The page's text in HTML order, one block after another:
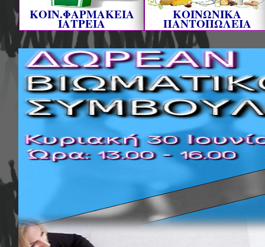
ΚΟΙΝ.ΦΑΡΜΑΚΕΙΑ
ΙΑΤΡΕΙΑ
ΚΟΙΝΩΝΙΚΑ
ΠΑΝΤΟΠΩΛΕΙΑ